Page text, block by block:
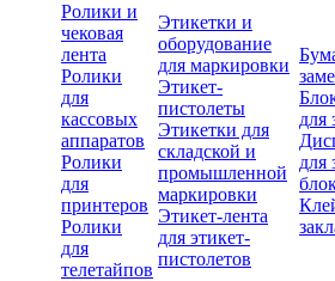
Ролики и
чековая
лента
Ролики
для
кассовых
аппаратов
Ролики
для
принтеров
Ролики
для
телетайпов
Этикетки и
оборудование
для маркировки
Этикет-
пистолеты
Этикетки для
складской и
промышленной
маркировки
Этикет-лента
для этикет-
пистолетов
для
для